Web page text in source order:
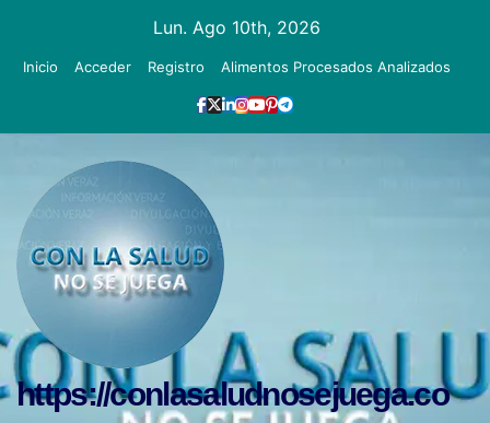
Lun. Ago 10th, 2026
Inicio Acceder Registro Alimentos Procesados Analizados
https://conlasaludnosejuega.co